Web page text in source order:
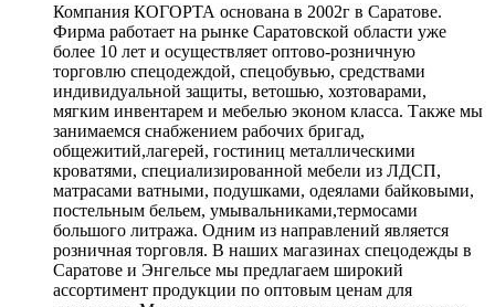
Компания КОГОРТА основана в 2002г в Саратове.
Фирма работает на рынке Саратовской области уже
более 10 лет и осуществляет оптово-розничную
торговлю спецодеждой, спецобувью, средствами
индивидуальной защиты, ветошью, хозтоварами,
мягким инвентарем и мебелью эконом класса. Также мы
занимаемся снабжением рабочих бригад,
общежитий,лагерей, гостиниц металлическими
кроватями, специализированной мебели из ЛДСП,
матрасами ватными, подушками, одеялами байковыми,
постельным бельем, умывальниками,термосами
большого литража. Одним из направлений является
розничная торговля. В наших магазинах спецодежды в
Саратове и Энгельсе мы предлагаем широкий
ассортимент продукции по оптовым ценам для